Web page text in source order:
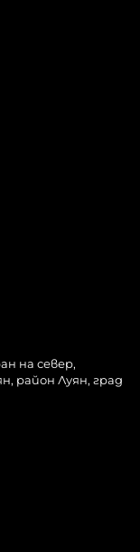
на север,
район Луян, град